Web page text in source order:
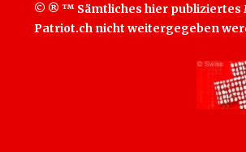
© ® ™ Sämtliches hier publiziertes
Patriot.ch nicht weitergegeben